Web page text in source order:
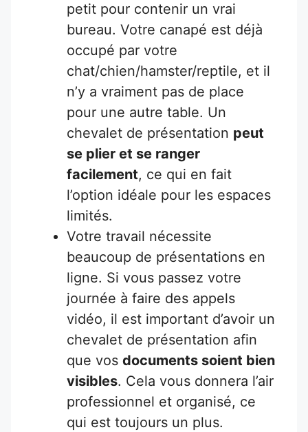
petit pour contenir un vrai
bureau. Votre canapé est déjà
occupé par votre
chat/chien/hamster/reptile, et il
n’y a vraiment pas de place
pour une autre table. Un
chevalet de présentation peut
se plier et se ranger
facilement, ce qui en fait
l’option idéale pour les espaces
limités.
Votre travail nécessite
beaucoup de présentations en
ligne. Si vous passez votre
journée à faire des appels
vidéo, il est important d’avoir un
chevalet de présentation afin
que vos documents soient bien
visibles. Cela vous donnera l’air
professionnel et organisé, ce
qui est toujours un plus.